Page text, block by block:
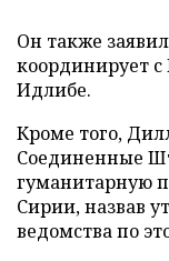
Он также
координирует с
Идлибе.
Кроме того,
Соединенные
гуманитарную
Сирии, назвав
ведомства по